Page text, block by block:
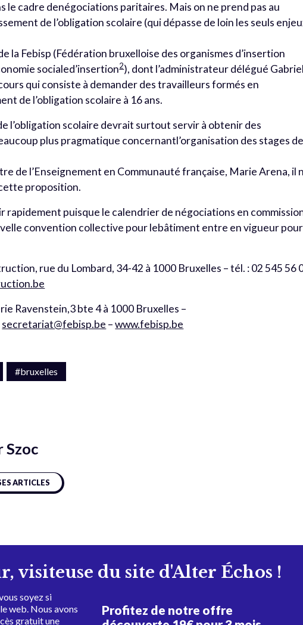
le cadre denégociations paritaires. Mais on ne prend pas au
de l’obligation scolaire (qui dépasse de loin les seuls
la Febisp (Fédération bruxelloise des organismes d’insertion
socialed’insertion2), dont l’administrateur délégué Gabriel
qui consiste à demander des travailleurs formés en
de l’obligation scolaire à 16 ans.
l’obligation scolaire devrait surtout servir à obtenir des
plus pragmatique concernantl’organisation des stages
de l’Enseignement en Communauté française, Marie Arena, il
proposition.
rapidement puisque le calendrier de négociations en
convention collective pour lebâtiment entre en vigueur
rue du Lombard, 34-42 à 1000 Bruxelles – tél. : 02 545 56
Ravenstein,3 bte 4 à 1000 Bruxelles –
secretariat@febisp.be –www.febisp.be
#bruxelles
Szoc
ARTICLES
visiteuse du site d'Alter Échos !
soyez si
web. Nous avons
gratuit une
Profitez de notre offre